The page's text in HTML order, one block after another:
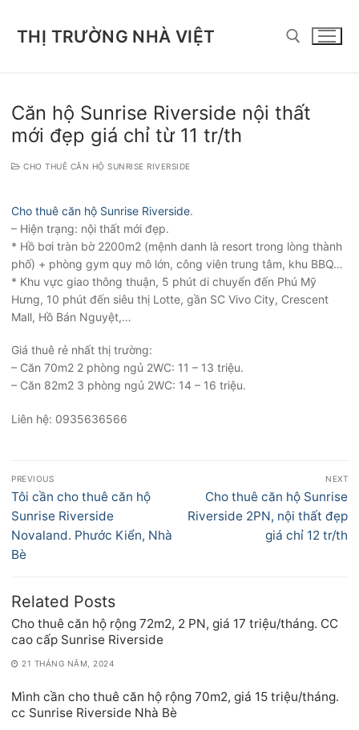
THỊ TRƯỜNG NHÀ VIỆT
Căn hộ Sunrise Riverside nội thất
mới đẹp giá chỉ từ 11 tr/th
CHO THUÊ CĂN HỘ SUNRISE RIVERSIDE
Cho thuê căn hộ Sunrise Riverside.
– Hiện trạng: nội thất mới đẹp.
* Hồ bơi tràn bờ 2200m2 (mệnh danh là resort trong lòng thành
phố) + phòng gym quy mô lớn, công viên trung tâm, khu BBQ…
* Khu vực giao thông thuận, 5 phút di chuyển đến Phú Mỹ
Hưng, 10 phút đến siêu thị Lotte, gần SC Vivo City, Crescent
Mall, Hồ Bán Nguyệt,…
Giá thuê rẻ nhất thị trường:
– Căn 70m2 2 phòng ngủ 2WC: 11 – 13 triệu.
– Căn 82m2 3 phòng ngủ 2WC: 14 – 16 triệu.
Liên hệ: 0935636566
Điều
hướng
bài
viết
PREVIOUS
Previous
post:
Tôi cần cho thuê căn hộ
Sunrise Riverside
Novaland. Phước Kiển, Nhà
Bè
NEXT
Next
post:
Cho thuê căn hộ Sunrise
Riverside 2PN, nội thất đẹp
giá chỉ 12 tr/th
Related Posts
Cho thuê căn hộ rộng 72m2, 2 PN, giá 17 triệu/tháng. CC
cao cấp Sunrise Riverside
21 THÁNG NĂM, 2024
Mình cần cho thuê căn hộ rộng 70m2, giá 15 triệu/tháng.
cc Sunrise Riverside Nhà Bè